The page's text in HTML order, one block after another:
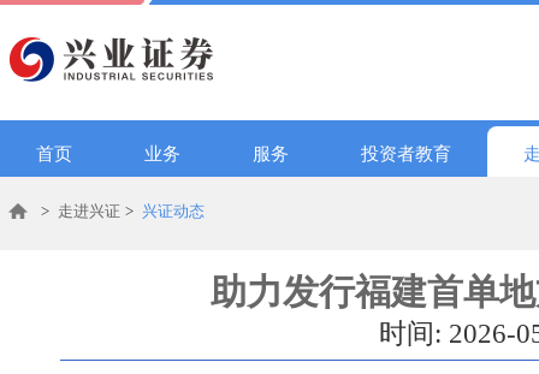
首页 业务 服务 投资者教育
> 走进兴证 > 兴证动态
助力发行福建首单
时间: 2026-